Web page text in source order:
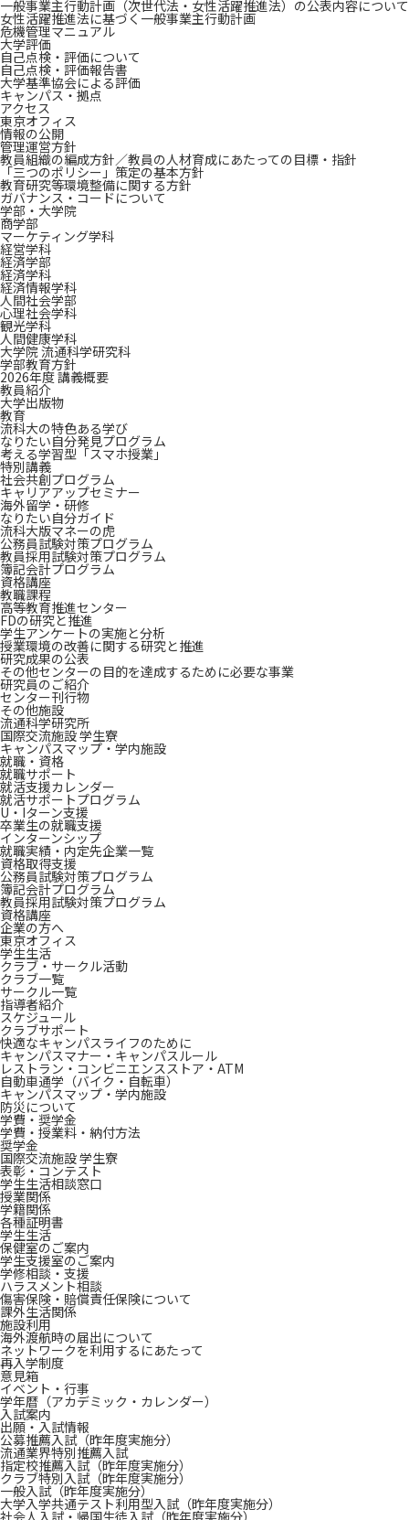
一般事業主行動計画（次世代法・女性活躍推進法）の公表内容について
女性活躍推進法に基づく一般事業主行動計画
危機管理マニュアル
大学評価
自己点検・評価について
自己点検・評価報告書
大学基準協会による評価
キャンパス・拠点
アクセス
東京オフィス
情報の公開
管理運営方針
教員組織の編成方針／教員の人材育成にあたっての目標・指針
「三つのポリシー」策定の基本方針
教育研究等環境整備に関する方針
ガバナンス・コードについて
学部・大学院
商学部
マーケティング学科
経営学科
経済学部
経済学科
経済情報学科
人間社会学部
心理社会学科
観光学科
人間健康学科
大学院 流通科学研究科
学部教育方針
2026年度 講義概要
教員紹介
大学出版物
教育
流科大の特色ある学び
なりたい自分発見プログラム
考える学習型「スマホ授業」
特別講義
社会共創プログラム
キャリアアップセミナー
海外留学・研修
なりたい自分ガイド
流科大版マネーの虎
公務員試験対策プログラム
教員採用試験対策プログラム
簿記会計プログラム
資格講座
教職課程
高等教育推進センター
FDの研究と推進
学生アンケートの実施と分析
授業環境の改善に関する研究と推進
研究成果の公表
その他センターの目的を達成するために必要な事業
研究員のご紹介
センター刊行物
その他施設
流通科学研究所
国際交流施設 学生寮
キャンパスマップ・学内施設
就職・資格
就職サポート
就活支援カレンダー
就活サポートプログラム
U・Iターン支援
卒業生の就職支援
インターンシップ
就職実績・内定先企業一覧
資格取得支援
公務員試験対策プログラム
簿記会計プログラム
教員採用試験対策プログラム
資格講座
企業の方へ
東京オフィス
学生生活
クラブ・サークル活動
クラブ一覧
サークル一覧
指導者紹介
スケジュール
クラブサポート
快適なキャンパスライフのために
キャンパスマナー・キャンパスルール
レストラン・コンビニエンスストア・ATM
自動車通学（バイク・自転車）
キャンパスマップ・学内施設
防災について
学費・奨学金
学費・授業料・納付方法
奨学金
国際交流施設 学生寮
表彰・コンテスト
学生生活相談窓口
授業関係
学籍関係
各種証明書
学生生活
保健室のご案内
学生支援室のご案内
学修相談・支援
ハラスメント相談
傷害保険・賠償責任保険について
課外生活関係
施設利用
海外渡航時の届出について
ネットワークを利用するにあたって
再入学制度
意見箱
イベント・行事
学年暦（アカデミック・カレンダー）
入試案内
出願・入試情報
公募推薦入試（昨年度実施分）
流通業界特別推薦入試
指定校推薦入試（昨年度実施分）
クラブ特別入試（昨年度実施分）
一般入試（昨年度実施分）
大学入学共通テスト利用型入試（昨年度実施分）
社会人入試・帰国生徒入試（昨年度実施分）